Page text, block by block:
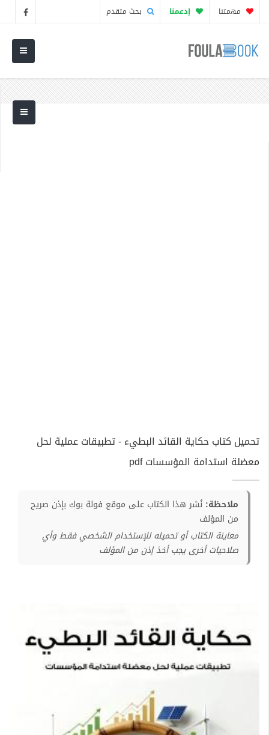
مهمتنا إدعمنا بحث متقدم
تحميل كتاب حكاية القائد البطيء - تطبيقات عملية لحل
معضلة استدامة المؤسسات pdf
ملاحظة: نُشر هذا الكتاب على موقع فولة بوك بإذن صريح
من المؤلف
معاينة الكتاب أو تحميله للإستخدام الشخصي فقط وأي
صلاحيات أخرى يجب أخذ إذن من المؤلف